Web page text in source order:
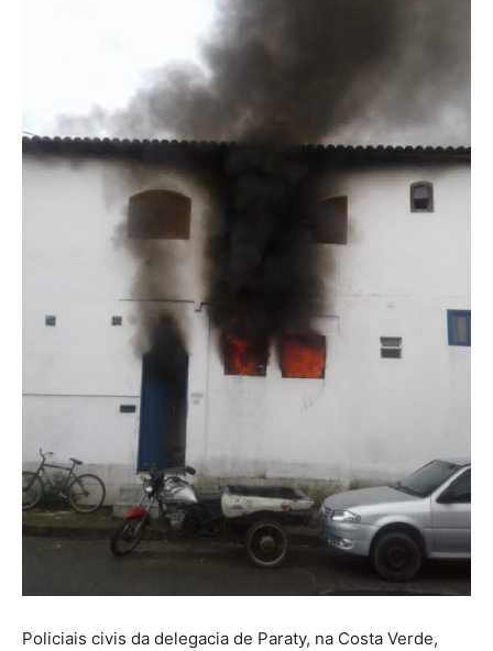
Policiais civis da delegacia de Paraty, na Costa Verde,